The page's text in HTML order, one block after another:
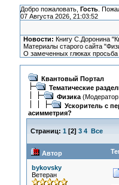
Добро пожаловать, Гость.
07 Августа 2026, 21:03:52
Новости: Книгу С.Доронина
Материалы старого сайта
О замеченных глюках
Квантовый Портал
Тематические
Физика(Модератор:
Ускоритель с
асимметрия?
Страниц: 1 [2] 3 4 Все
Автор
bykovsky
Ветеран